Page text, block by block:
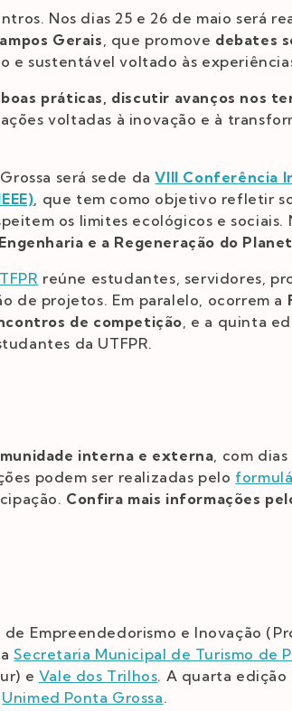
Nos dias 25 e 26 de maio será
Gerais , que promove debates
e sustentável voltado às
práticas, discutir avanços nos
voltadas à inovação e à
será sede da VIII Conferência
, que tem como objetivo refletir
os limites ecológicos e
e a Regeneração do
reúne estudantes, servidores,
de projetos. Em paralelo, ocorrem a
de competição , e a quinta
da UTFPR.
interna e externa , com
podem ser realizadas pelo
Confira mais informações
Empreendedorismo e Inovação
Secretaria Municipal de Turismo de
e Vale dos Trilhos. A quarta edição
Unimed Ponta Grossa.